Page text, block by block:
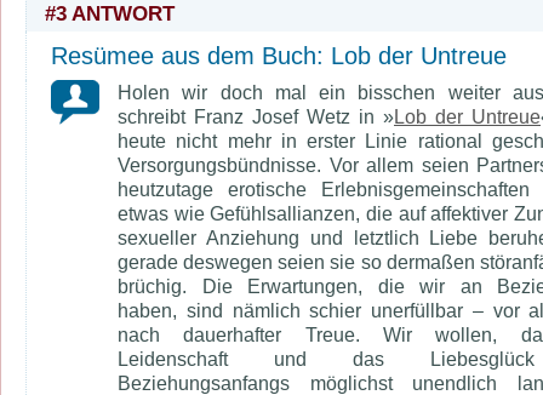
#3 ANTWORT
Resümee aus dem Buch: Lob der Untreue
Holen wir doch mal ein bisschen weiter
schreibt Franz Josef Wetz in »Lob der Untreue
heute nicht mehr in erster Linie rational
Versorgungsbündnisse. Vor allem seien
heutzutage erotische
etwas wie Gefühlsallianzen, die auf affektiver
sexueller Anziehung und letztlich Liebe
gerade deswegen seien sie so dermaßen
brüchig. Die Erwartungen, die wir an
haben, sind nämlich schier unerfüllbar – vor
nach dauerhafter Treue. Wir wollen,
Leidenschaft und das
Beziehungsanfangs möglichst unendlich